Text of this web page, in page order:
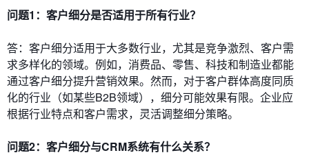
问题1：客户细分是否适用于所有行业？
答：客户细分适用于大多数行业，尤其是竞争激烈、客户需
求多样化的领域。例如，消费品、零售、科技和制造业都能
通过客户细分提升营销效果。然而，对于客户群体高度同质
化的行业（如某些B2B领域），细分可能效果有限。企业应
根据行业特点和客户需求，灵活调整细分策略。
问题2：客户细分与CRM系统有什么关系？